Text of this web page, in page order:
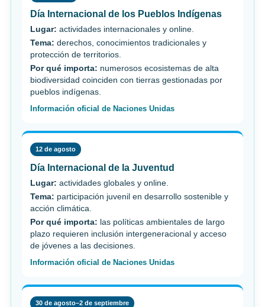
Día Internacional de los Pueblos Indígenas
Lugar: actividades internacionales y online.
Tema: derechos, conocimientos tradicionales y
protección de territorios.
Por qué importa: numerosos ecosistemas de alta
biodiversidad coinciden con tierras gestionadas por
pueblos indígenas.
Información oficial de Naciones Unidas
12 de agosto
Día Internacional de la Juventud
Lugar: actividades globales y online.
Tema: participación juvenil en desarrollo sostenible y
acción climática.
Por qué importa: las políticas ambientales de largo
plazo requieren inclusión intergeneracional y acceso
de jóvenes a las decisiones.
Información oficial de Naciones Unidas
30 de agosto–2 de septiembre